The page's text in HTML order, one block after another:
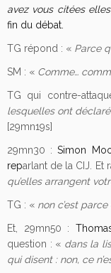
avez vous citées
fin du débat.
TG répond : « Parce
SM : « Comme…
TG qui contre-
lesquelles ont
[29mn19s]
29mn30 :Simon
reparlant de la CIJ. Et
qu’elles arrangent
TG : « non c’est
Et, 29mn50 :
question : « dans la
qui disent : non, ce